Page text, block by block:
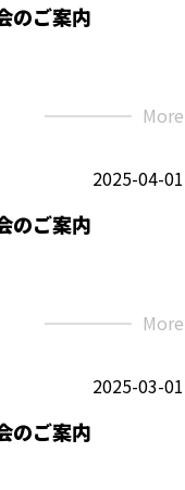
のご案内
More
2025-04-01
のご案内
More
2025-03-01
のご案内